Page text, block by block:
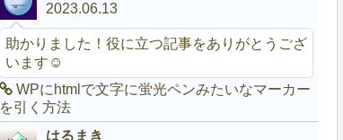
2023.06.13
助かりました！役に立つ記事をありがとうござ
います☺️
WPにhtmlで文字に蛍光ペンみたいなマーカー
を引く方法
はるまき